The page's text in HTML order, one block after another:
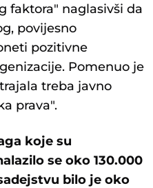
faktora" naglasivši da
povijesno
pozitivne
Pomenuo je
treba javno
prava".
koje su
se oko 130.000
bilo je oko